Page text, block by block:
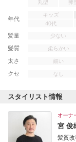
丸型 卵
年代
キッズ
40代
髪量 少ない
髪質 柔らかい
太さ 細い
クセ なし
スタイリスト情報
オーナ
宮 俊
髪質